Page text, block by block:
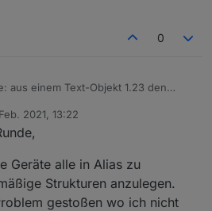
true,
true,
"10000",
10,
0,
0,
"",
0
aus einem Text-Objekt 1.23 den
2021, 13:22
Geräte alle in Alias zu
Strukturen anzulegen.
gestoßen wo ich nicht